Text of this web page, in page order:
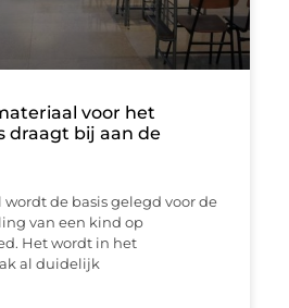
voor het
draagt bij aan de
wordt de basis gelegd voor de
van een kind op
Het wordt in het
al duidelijk